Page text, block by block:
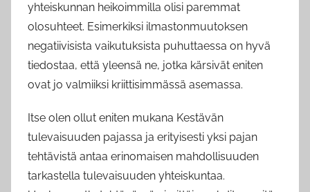
yhteiskunnan heikoimmilla olisi paremmat
olosuhteet. Esimerkiksi ilmastonmuutoksen
negatiivisista vaikutuksista puhuttaessa on hyvä
tiedostaa, että yleensä ne, jotka kärsivät eniten
ovat jo valmiiksi kriittisimmässä asemassa.
Itse olen ollut eniten mukana Kestävän
tulevaisuuden pajassa ja erityisesti yksi pajan
tehtävistä antaa erinomaisen mahdollisuuden
tarkastella tulevaisuuden yhteiskuntaa.